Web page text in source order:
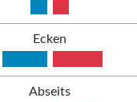
Ecken
Abseits